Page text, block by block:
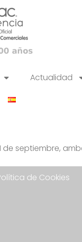
Actualidad
septiembre,
de Cookies